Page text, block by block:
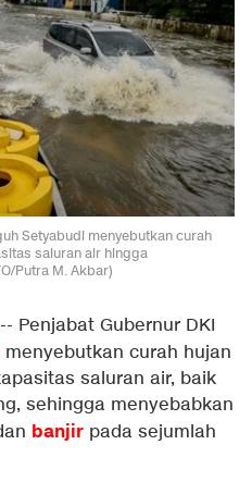
Setyabudi menyebutkan curah
saluran air hingga
Putra M. Akbar)
-- Penjabat Gubernur DKI
menyebutkan curah hujan
saluran air, baik
sehingga menyebabkan
banjir pada sejumlah